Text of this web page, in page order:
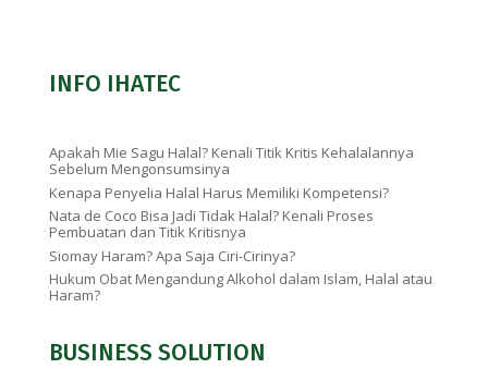
INFO IHATEC
Apakah Mie Sagu Halal? Kenali Titik Kritis Kehalalannya
Sebelum Mengonsumsinya
Kenapa Penyelia Halal Harus Memiliki Kompetensi?
Nata de Coco Bisa Jadi Tidak Halal? Kenali Proses
Pembuatan dan Titik Kritisnya
Siomay Haram? Apa Saja Ciri-Cirinya?
Hukum Obat Mengandung Alkohol dalam Islam, Halal atau
Haram?
BUSINESS SOLUTION